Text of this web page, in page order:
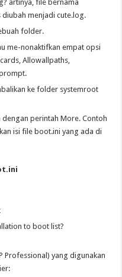
artinya, file bernama
menjadi cute.log.
folder.
me-nonaktifkan empat opsi
Allowallpaths,
ke folder systemroot
dengan perintah More. Contoh
isi file boot.ini yang ada di
to boot list?
Professional) yang digunakan